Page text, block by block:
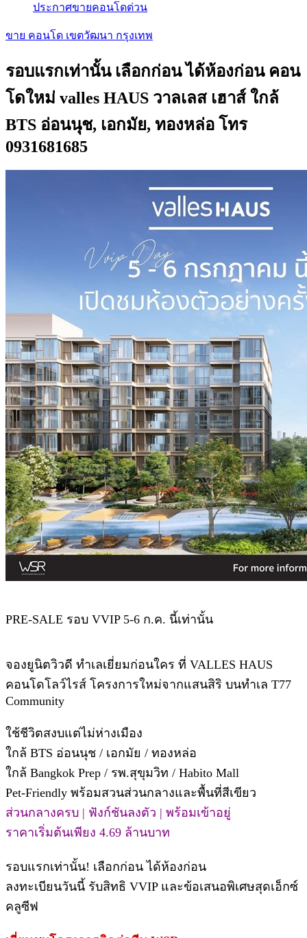
ประกาศขายคอนโดด่วน
ขาย คอนโด เขตวัฒนา กรุงเทพ
รอบแรกเท่านั้น เลือกก่อน ได้ห้องก่อน คอน
โดใหม่ valles HAUS วาลเลส เฮาส์ ใกล้
BTS อ่อนนุช, เอกมัย, ทองหล่อ โทร
0931681685
PRE-SALE รอบ VVIP 5-6 ก.ค. นี้เท่านั้น
จองยูนิตวิวดี ทำเลเยี่ยมก่อนใคร ที่ VALLES HAUS
คอนโดโลว์ไรส์ โครงการใหม่จากแสนสิริ บนทำเล T77
Community
ใช้ชีวิตสงบแต่ไม่ห่างเมือง
ใกล้ BTS อ่อนนุช / เอกมัย / ทองหล่อ
ใกล้ Bangkok Prep / รพ.สุขุมวิท / Habito Mall
Pet-Friendly พร้อมสวนส่วนกลางและพื้นที่สีเขียว
ส่วนกลางครบ | ฟังก์ชันลงตัว | พร้อมเข้าอยู่
ราคาเริ่มต้นเพียง 4.69 ล้านบาท
รอบแรกเท่านั้น! เลือกก่อน ได้ห้องก่อน
ลงทะเบียนวันนี้ รับสิทธิ VVIP และข้อเสนอพิเศษสุดเอ็กซ์
คลูซีฟ